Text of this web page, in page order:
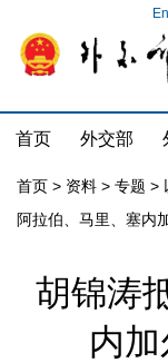
首页 外交部
首页 > 资料 > 专题 >
阿拉伯、马里、塞内
胡锦涛
内